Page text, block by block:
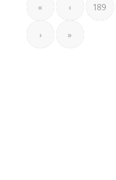
« ‹ 189
› »